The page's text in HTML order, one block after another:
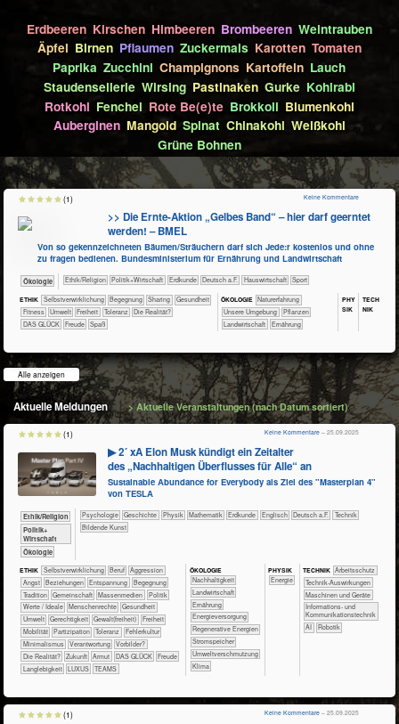
Erdbeeren Kirschen Himbeeren Brombeeren Weintrauben
Äpfel Birnen Pflaumen Zuckermais Karotten Tomaten
Paprika Zucchini Champignons Kartoffeln Lauch
Staudensellerie Wirsing Pastinaken Gurke Kohlrabi
Rotkohl Fenchel Rote Be(e)te Brokkoli Blumenkohl
Auberginen Mangold Spinat Chinakohl Weißkohl
Grüne Bohnen
>> Die Ernte-Aktion „Gelbes Band“ – hier darf geerntet
werden! – BMEL
Von so gekennzeichneten Bäumen/Sträuchern darf sich Jede:r kostenlos und ohne
zu fragen bedienen. Bundesministerium für Ernährung und Landwirtschaft
​​​​​​​Ökologie ​​​​​​​​​​Ethik/​Religion ​​​​​​​​​Politik+​Wirtschaft ​​​​​Erdkunde ​​​Deutsch a.F. ​Haus­wirtschaft Sport
ETHIK ​​​​​​​​​​​​​​​​​​​​​​​​​​​​​​​​​​​​​​​​Selbst­verwirklichung ​​​​​​​​​​​​Begegnung ​​​​​​​​​​Sharing
​​​​​​Gesundheit
​​​​​Fitness
​​​​​Umwelt ​​​Freiheit ​​​Toleranz
​Die Realität?
DAS GLÜCK
Freude Spaß
ÖKO​LOGIE ​​​​​​​​​​​​​Naturerfahrung
​​​​​​​​​​​​​Unsere Umgebung
​​​​​​​​​Pflanzen
​​​​​Landwirtschaft
​​​​Ernährung
PHY​
SIK
TECH​
NIK
Keine Kommentare
(1)
Alle anzeigen
Aktuelle Meldungen > Aktuelle Veranstaltungen (nach Datum sortiert)
▶ 2´ xA Elon Musk kündigt ein Zeitalter
des „Nachhaltigen Überflusses für Alle“ an
Sustainable Abundance for Everybody als Ziel des "Masterplan 4"
von TESLA
​​​​​​​​​​Ethik/​Religion
​​​​​​​​​Politik+​
Wirtschaft
​​​​​​​Ökologie
​​​​​​​​​​Psychologie ​​​​​​​​Geschichte ​​​​​​​Physik ​​​​​​Mathematik ​​​​​Erdkunde ​​​​Englisch ​​​Deutsch a.F.
​Technik
Bildende Kunst
ETHIK ​​​​​​​​​​​​​​​​​​​​​​​​​​​​​​​​​​​​​​​​Selbst­verwirklichung ​​​​​​​​​​​​​​​Beruf
​​​​​​​​​​​​​Aggression
​​​​​​​​​​​​​Angst
​​​​​​​​​​​​​Beziehungen ​​​​​​​​​​​​​Entspannung
​​​​​​​​​​​​Begegnung
​​​​​​​​​​​Tradition
​​​​​​​​​​Gemeinschaft ​​​​​​​​​Massenmedien
​​​​​​​​​Politik
​​​​​​​​Werte / Ideale
​​​​​​​Menschenrechte
​​​​​​Gesundheit
​​​​​Umwelt
​​​​Gerechtigkeit ​​​​Gewalt(freiheit)
​​​Freiheit
​​​Mobilität
​​​Partizipation ​​​Toleranz
​​Fehlerkultur
​​Minimalismus
​​Verantwortung
​​Vorbilder?
​Die Realität?
​Zukunft Armut DAS GLÜCK
Freude
Langlebigkeit
LUXUS TEAMS
ÖKO​LOGIE
​​​​​​​​​​​​​​​Nachhaltigkeit
​​​​​Landwirtschaft
​​​​Ernährung
​​​Energieversorgung
​​​Regenerative Energien
​​​Stromspeicher
​​Umweltverschmutzung
Klima
PHY​SIK
​​Energie
TECH​NIK ​​​​​​Arbeitsschutz
​​​​​​Technik-Auswirkungen
​​​​Maschinen und Geräte
​​​Informations- und
Kommunikationstechnik
​​AI
Robotik
Keine Kommentare – 25.09.2025
(1)
Keine Kommentare – 25.09.2025
(1)